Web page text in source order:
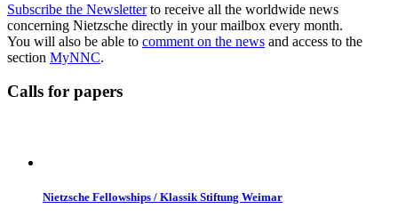
Subscribe the Newsletterto receive all the worldwide news
concerning Nietzsche directly in your mailbox every month.
You will also be able to comment on the news and access to the
section MyNNC.
Calls for papers
Nietzsche Fellowships / Klassik Stiftung Weimar